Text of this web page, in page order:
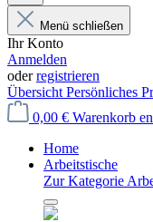
Menü schließen
Ihr Konto
Anmelden
oderregistrieren
Übersicht Persönliches
0,00 € Warenkorb
Home
Arbeitstische
Zur Kategorie